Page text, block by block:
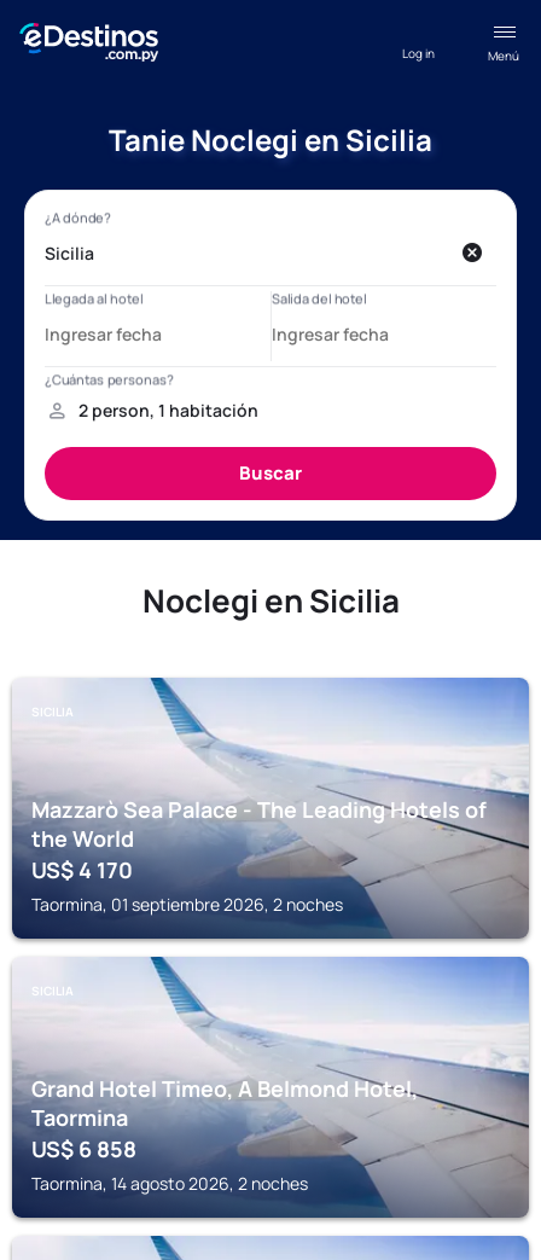
Menú
Log in
Tanie Noclegi en Sicilia
Noclegi en Sicilia
SICILIA
Mazzarò Sea Palace - The Leading Hotels of
the World
US$4 170
Taormina, 01 septiembre 2026, 2 noches
SICILIA
Grand Hotel Timeo, A Belmond Hotel,
Taormina
US$6 858
Taormina, 14 agosto 2026, 2 noches